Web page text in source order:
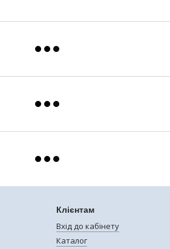
Клієнтам
Вхід до кабінету
Каталог